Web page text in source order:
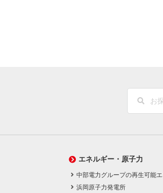
エネルギー・原子力
中部電力グループの再生可能
浜岡原子力発電所